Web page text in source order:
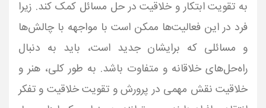
به تقویت ابتکار و خلاقیت در حل مسائل کمک کند. زیرا
فرد در این فعالیت‌ها ممکن است با مواجهه با چالش‌ها
و مسائلی که برایشان جدید است، باید به دنبال
راه‌حل‌های خلاقانه و متفاوت باشد. به طور کلی، هنر و
خلاقیت نقش مهمی در پرورش و تقویت خلاقیت و تفکر